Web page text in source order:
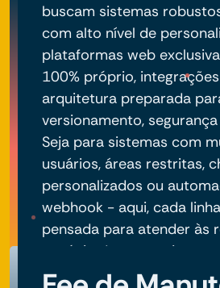
buscam sistemas
com alto nível de
plataformas web
100% próprio,
arquitetura preparada
versionamento,
Seja para sistemas com
usuários, áreas restritas,
personalizados ou
webhook - aqui, cada
pensada para atender às
negócio do seu projeto.